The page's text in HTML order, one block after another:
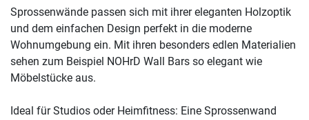
Sprossenwände passen sich mit ihrer eleganten Holzoptik
und dem einfachen Design perfekt in die moderne
Wohnumgebung ein. Mit ihren besonders edlen Materialien
sehen zum Beispiel NOHrD Wall Bars so elegant wie
Möbelstücke aus.
Ideal für Studios oder Heimfitness: Eine Sprossenwand